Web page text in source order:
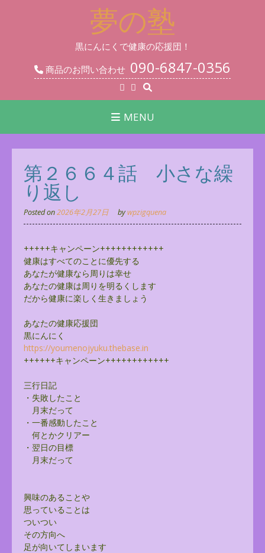
夢の塾
黒にんにくで健康の応援団！
商品のお問い合わせ 090-6847-0356
MENU
第２６６４話 小さな繰
り返し
Posted on2026年2月27日 bywpzigquena
+++++キャンペーン++++++++++++
健康はすべてのことに優先する
あなたが健康なら周りは幸せ
あなたの健康は周りを明るくします
だから健康に楽しく生きましょう
あなたの健康応援団
黒にんにく
https://youmenojyuku.thebase.in
++++++キャンペーン++++++++++++
三行日記
・失敗したこと
月末だって
・一番感動したこと
何とかクリアー
・翌日の目標
月末だって
興味のあることや
思っていることは
ついつい
その方向へ
足が向いてしまいます